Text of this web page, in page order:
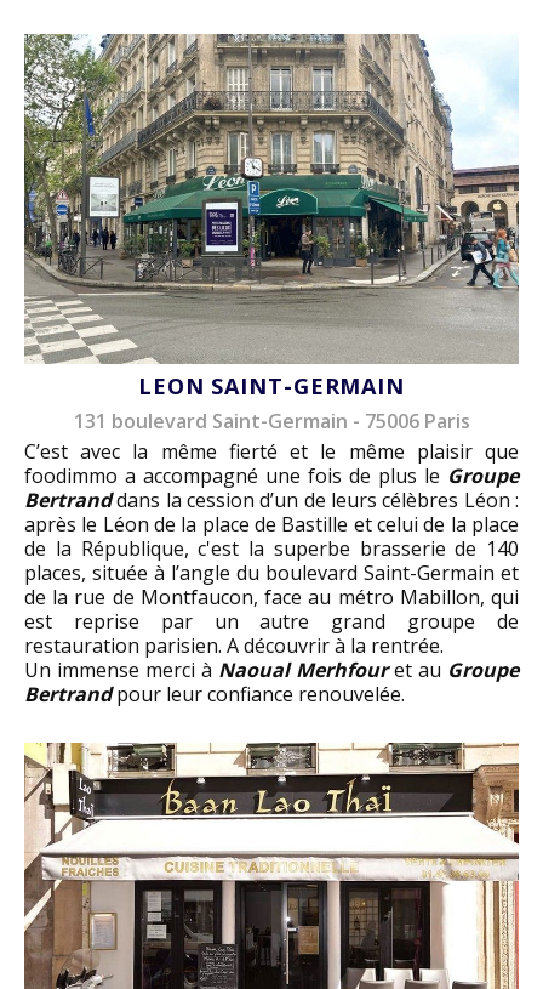
LEON SAINT-GERMAIN
131 boulevard Saint-Germain - 75006 Paris
C’est avec la même fierté et le même plaisir que
foodimmo a accompagné une fois de plus le Groupe
Bertranddans la cession d’un de leurs célèbres Léon :
après le Léon de la place de Bastille et celui de la place
de la République, c'est la superbe brasserie de 140
places, située à l’angle du boulevard Saint-Germain et
de la rue de Montfaucon, face au métro Mabillon, qui
est reprise par un autre grand groupe de
restauration parisien. A découvrir à la rentrée.
Un immense merci à Naoual Merhfouret au Groupe
Bertrandpour leur confiance renouvelée.